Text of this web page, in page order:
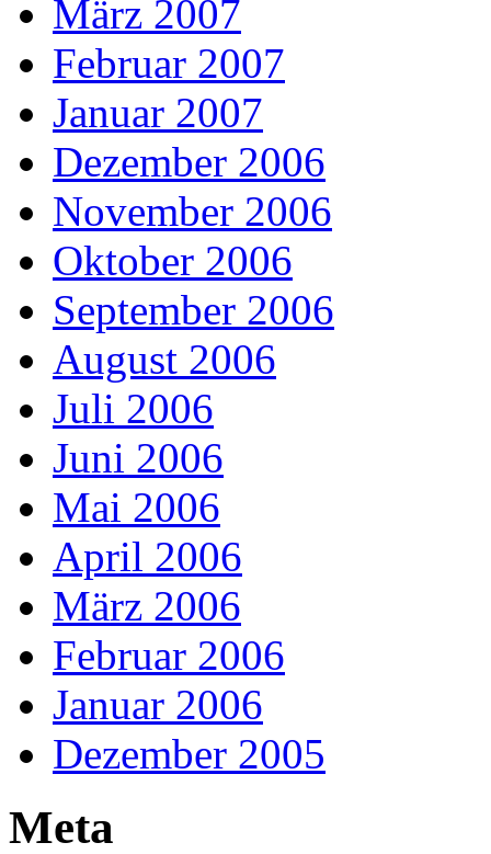
März 2007
Februar 2007
Januar 2007
Dezember 2006
November 2006
Oktober 2006
September 2006
August 2006
Juli 2006
Juni 2006
Mai 2006
April 2006
März 2006
Februar 2006
Januar 2006
Dezember 2005
Meta